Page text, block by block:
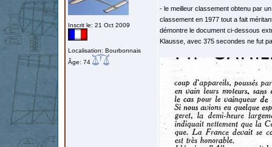
Inscrit le: 21 Oct 2009
Localisation: Bourbonnais
Âge: 74
- le meilleur classement obtenu par
classement en 1977 tout a fait
démontre le document ci-dessous
Klausse, avec 375 secondes ne fut